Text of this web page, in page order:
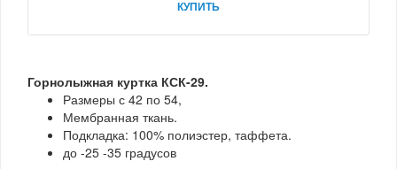
КУПИТЬ
Горнолыжная куртка КСК-29.
Размеры с 42 по 54,
Мембранная ткань.
Подкладка: 100% полиэстер, таффета.
до -25 -35 градусов